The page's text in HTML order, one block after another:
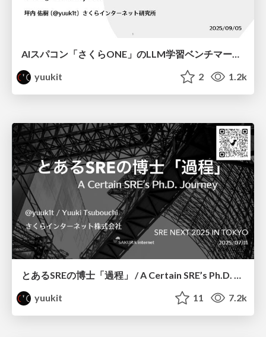
yuukit
2 1.2k
とあるSREの博士「過程」 / A Certain SRE’s Ph.D. Journey
yuukit
11 7.2k